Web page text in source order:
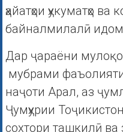
ҳайатҳои ҳукуматҳо
байналмилалӣ
Дар ҷараёни
мубрами
наҷоти Арал, аз
Ҷумҳурии
сохтори ташкилӣ